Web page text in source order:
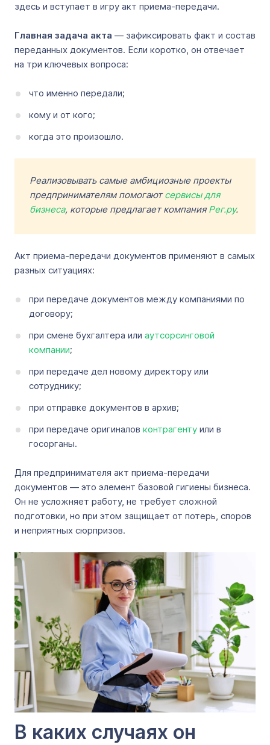
здесь и вступает в игру акт приема-передачи.
Главная задача акта — зафиксировать факт и состав
переданных документов. Если коротко, он отвечает
на три ключевых вопроса:
что именно передали;
кому и от кого;
когда это произошло.
Реализовывать самые амбициозные проекты
предпринимателям помогаютсервисы для
бизнеса, которые предлагает компанияРег.ру.
Акт приема-передачи документов применяют в самых
разных ситуациях:
при передаче документов между компаниями по
договору;
при смене бухгалтера или аутсорсинговой
компании;
при передаче дел новому директору или
сотруднику;
при отправке документов в архив;
при передаче оригиналов контрагенту или в
госорганы.
Для предпринимателя акт приема-передачи
документов — это элемент базовой гигиены бизнеса.
Он не усложняет работу, не требует сложной
подготовки, но при этом защищает от потерь, споров
и неприятных сюрпризов.
В каких случаях он